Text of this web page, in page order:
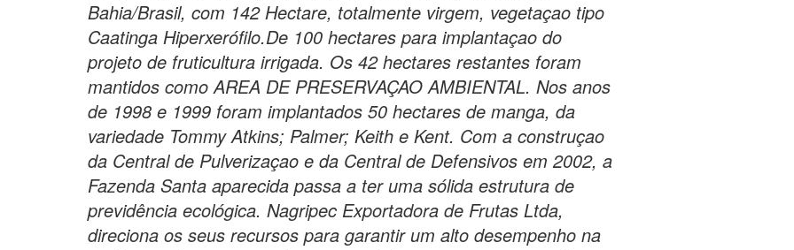
Bahia/Brasil, com 142 Hectare, totalmente virgem, vegetaçao tipo
Caatinga Hiperxerófilo.De 100 hectares para implantaçao do
projeto de fruticultura irrigada. Os 42 hectares restantes foram
mantidos como AREA DE PRESERVAÇAO AMBIENTAL. Nos anos
de 1998 e 1999 foram implantados 50 hectares de manga, da
variedade Tommy Atkins; Palmer; Keith e Kent. Com a construçao
da Central de Pulverizaçao e da Central de Defensivos em 2002, a
Fazenda Santa aparecida passa a ter uma sólida estrutura de
previdência ecológica. Nagripec Exportadora de Frutas Ltda,
direciona os seus recursos para garantir um alto desempenho na